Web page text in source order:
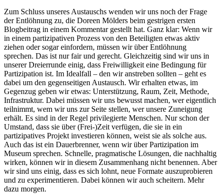
Zum Schluss unseres Austauschs wenden wir uns noch der Frage
der Entlöhnung zu, die Doreen Mölders beim gestrigen ersten
Blogbeitrag in einem Kommentar gestellt hat. Ganz klar: Wenn wir
in einem partizipativen Prozess von den Beteiligten etwas aktiv
ziehen oder sogar einfordern, müssen wir über Entlöhnung
sprechen. Das ist nur fair und gerecht. Gleichzeitig sind wir uns in
unserer Dreierrunde einig, dass Freiwilligkeit eine Bedingung für
Partizipation ist. Im Idealfall – den wir anstreben sollten – geht es
dabei um den gegenseitigen Austausch. Wir erhalten etwas, im
Gegenzug geben wir etwas: Unterstützung, Raum, Zeit, Methode,
Infrastruktur. Dabei müssen wir uns bewusst machen, wer eigentlich
teilnimmt, wem wir uns zur Seite stellen, wer unsere Zuneigung
erhält. Es sind in der Regel privilegierte Menschen. Nur schon der
Umstand, dass sie über (Frei-)Zeit verfügen, die sie in ein
partizipatives Projekt investieren können, weist sie als solche aus.
Auch das ist ein Dauerbrenner, wenn wir über Partizipation im
Museum sprechen. Schnelle, pragmatische Lösungen, die nachhaltig
wirken, können wir in diesem Zusammenhang nicht benennen. Aber
wir sind uns einig, dass es sich lohnt, neue Formate auszuprobieren
und zu experimentieren. Dabei können wir auch scheitern. Mehr
dazu morgen.